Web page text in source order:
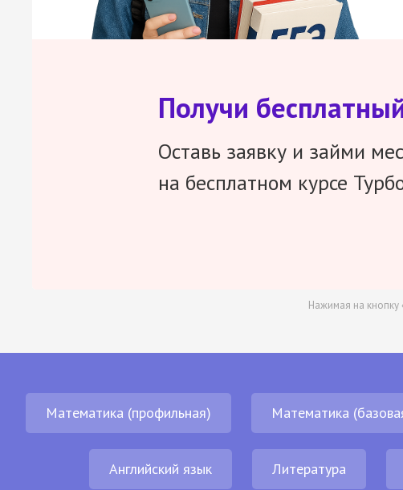
Получи
Оставь заявку и займи
на бесплатном курсе
Нажимая на кнопку
Математика (профильная) Математика
Английский язык Литература